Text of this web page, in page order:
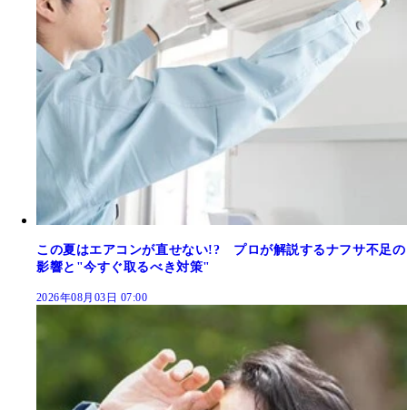
この夏はエアコンが直せない!? プロが解説するナフサ不足の
影響と"今すぐ取るべき対策"
2026年08月03日 07:00